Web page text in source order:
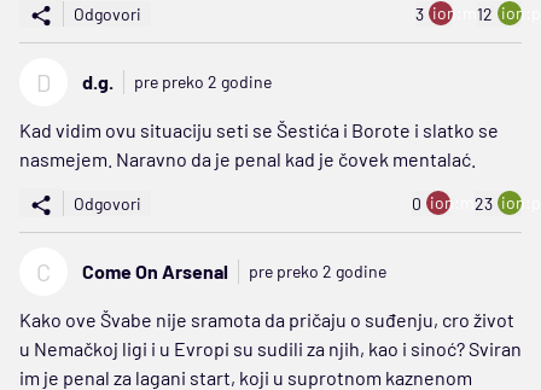
Odgovori 3 ion:minus
12
D d.g. pre preko 2 godine
Kad vidim ovu situaciju seti se Šestića i Borote i slatko se
nasmejem. Naravno da je penal kad je čovek mentalać.
Odgovori 0 ion:minus
23
C Come On Arsenal pre preko 2 godine
Kako ove Švabe nije sramota da pričaju o suđenju, cro život
u Nemačkoj ligi i u Evropi su sudili za njih, kao i sinoć? Sviran
im je penal za lagani start, koji u suprotnom kaznenom